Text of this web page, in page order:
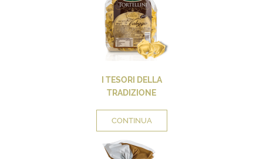
I TESORI DELLA
TRADIZIONE
CONTINUA